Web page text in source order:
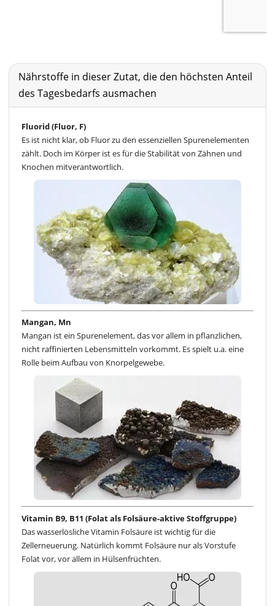
Nährstoffe in dieser Zutat, die den höchsten Anteil
des Tagesbedarfs ausmachen
Fluorid (Fluor, F)
Es ist nicht klar, ob Fluor zu den essenziellen Spurenelementen
zählt. Doch im Körper ist es für die Stabilität von Zähnen und
Knochen mitverantwortlich.
Mangan, Mn
Mangan ist ein Spurenelement, das vor allem in pflanzlichen,
nicht raffinierten Lebensmitteln vorkommt. Es spielt u.a. eine
Rolle beim Aufbau von Knorpelgewebe.
Vitamin B9, B11 (Folat als Folsäure-aktive Stoffgruppe)
Das wasserlösliche Vitamin Folsäure ist wichtig für die
Zellerneuerung. Natürlich kommt Folsäure nur als Vorstufe
Folat vor, vor allem in Hülsenfrüchten.